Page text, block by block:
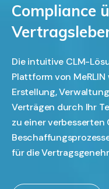
Compliance
Die intuitive CLM-
Plattform von
Erstellung,
Verträgen durch Ihr
zu einer
für die